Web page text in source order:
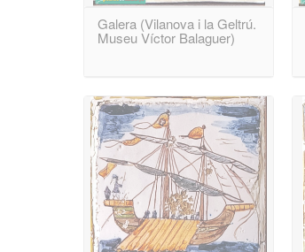
Galera (Vilanova i la Geltrú.
Museu Víctor Balaguer)